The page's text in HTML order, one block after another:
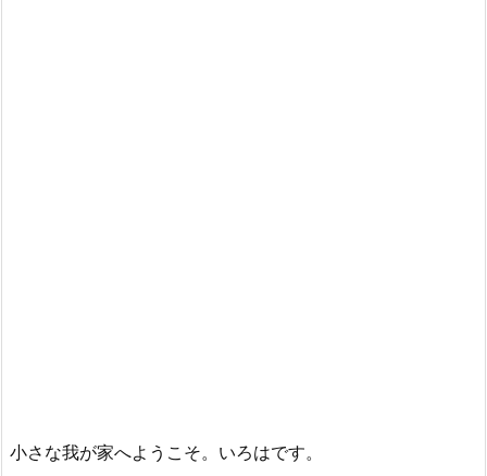
小さな我が家へようこそ。いろはです。